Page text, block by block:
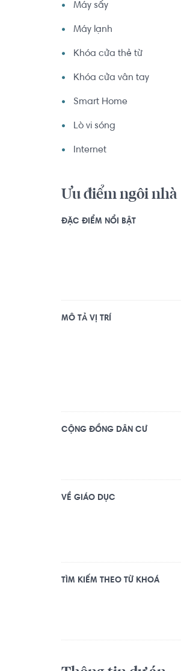
Máy sấy
Máy lạnh
Khóa cửa thẻ từ
Khóa cửa vân tay
Smart Home
Lò vi sóng
Internet
Ưu điểm ngôi nhà
ĐẶC ĐIỂM NỔI BẬT
MÔ TẢ VỊ TRÍ
CỘNG ĐỒNG DÂN CƯ
VỀ GIÁO DỤC
TÌM KIẾM THEO TỪ KHOÁ